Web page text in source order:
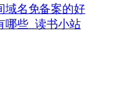
域名免备案的好
哪些_读书小站